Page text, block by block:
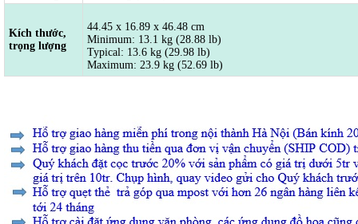
Kích thước,
trọng lượng
44.45 x 16.89 x 46.48 cm
Minimum: 13.1 kg (28.88 lb)
Typical: 13.6 kg (29.98 lb)
Maximum: 23.9 kg (52.69 lb)